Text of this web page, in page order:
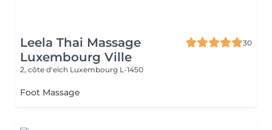
Leela Thai Massage
Luxembourg Ville
30
2, côte d'eich Luxembourg L-1450
Foot Massage